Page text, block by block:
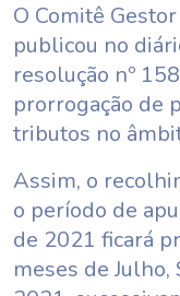
O Comitê
publicou no
resolução nº
prorrogação de
tributos no
Assim, o
o período de
de 2021 ficará
meses de